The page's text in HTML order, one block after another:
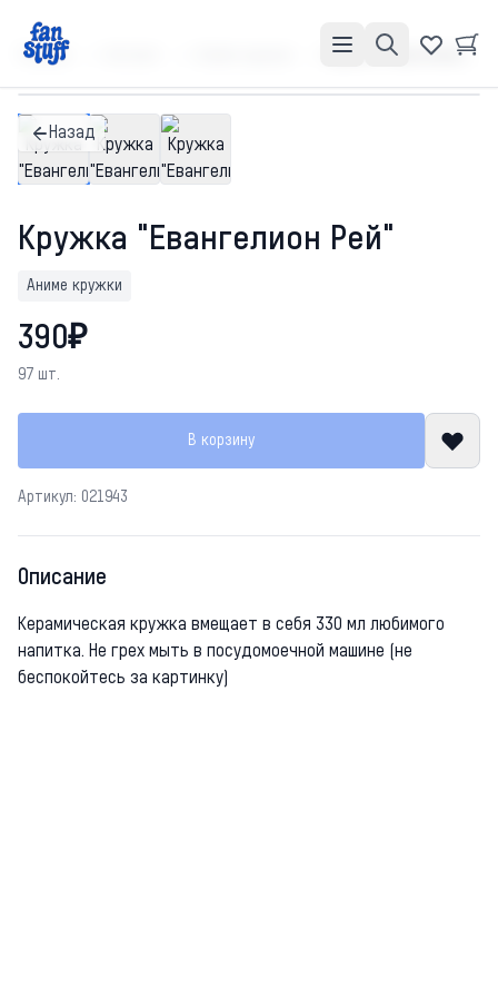
Главная Кружка "Евангелион Рей"
Назад
Кружка "Евангелион Рей"
Аниме кружки
390₽
97 шт.
В корзину
Артикул: 021943
Описание
Керамическая кружка вмещает в себя 330 мл любимого
напитка. Не грех мыть в посудомоечной машине (не
беспокойтесь за картинку)